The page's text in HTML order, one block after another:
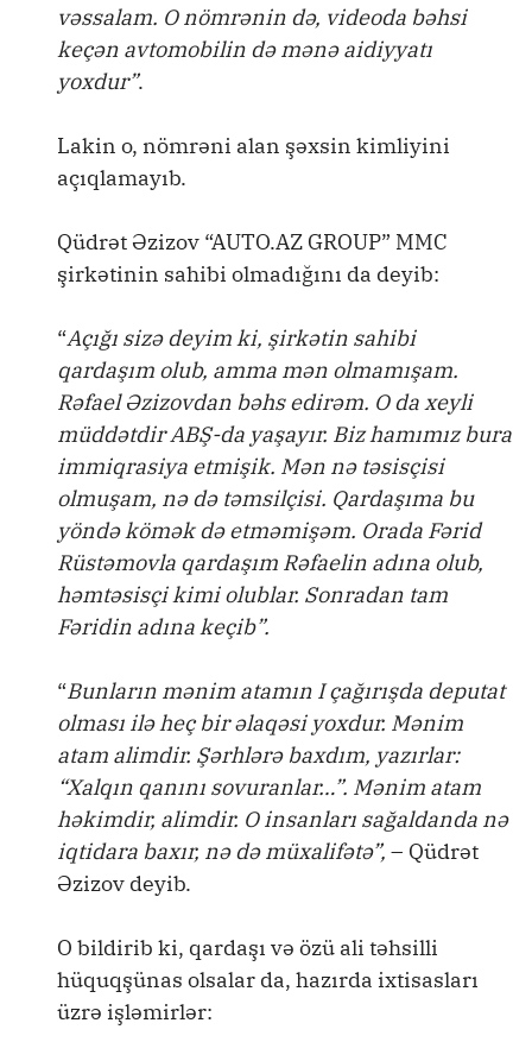
vəssalam. O nömrənin də, videoda bəhsi
keçən avtomobilin də mənə aidiyyatı
yoxdur”.
Lakin o, nömrəni alan şəxsin kimliyini
açıqlamayıb.
Qüdrət Əzizov “AUTO.AZ GROUP” MMC
şirkətinin sahibi olmadığını da deyib:
“Açığı sizə deyim ki, şirkətin sahibi
qardaşım olub, amma mən olmamışam.
Rəfael Əzizovdan bəhs edirəm. O da xeyli
müddətdir ABŞ-da yaşayır. Biz hamımız bura
immiqrasiya etmişik. Mən nə təsisçisi
olmuşam, nə də təmsilçisi. Qardaşıma bu
yöndə kömək də etməmişəm. Orada Fərid
Rüstəmovla qardaşım Rəfaelin adına olub,
həmtəsisçi kimi olublar. Sonradan tam
Fəridin adına keçib”.
“Bunların mənim atamın I çağırışda deputat
olması ilə heç bir əlaqəsi yoxdur. Mənim
atam alimdir. Şərhlərə baxdım, yazırlar:
“Xalqın qanını sovuranlar…”. Mənim atam
həkimdir, alimdir. O insanları sağaldanda nə
iqtidara baxır, nə də müxalifətə”, – Qüdrət
Əzizov deyib.​
O bildirib ki, qardaşı və özü ali təhsilli
hüquqşünas olsalar da, hazırda ixtisasları
üzrə işləmirlər: